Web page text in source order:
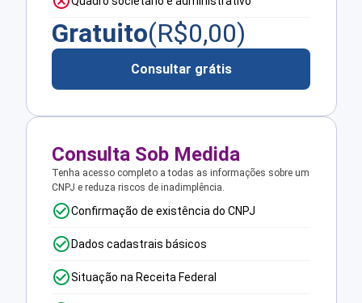
Gratuito(R$0,00)
Consultar grátis
Consulta Sob Medida
Tenha acesso completo a todas as informações sobre um
CNPJ e reduza riscos de inadimplência.
Confirmação de existência do CNPJ
Dados cadastrais básicos
Situação na Receita Federal